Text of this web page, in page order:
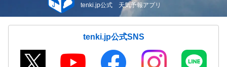
tenki.jp公式 天気予報アプリ
tenki.jp公式SNS